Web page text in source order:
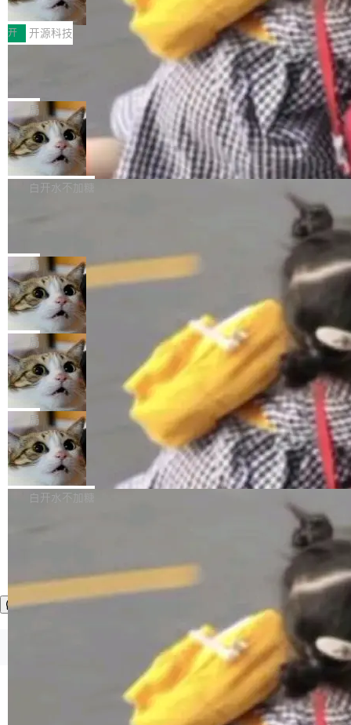
和销毁都太重了。一个 Agent 要执行的任务可能
只需要几毫秒的 CPU 时间，但容器从冷启动到
就绪要花数秒。如果未来有十...
函，也没选择庭外沉默。它在官网贴了一篇博
文，标题只有六个字：Apple is getting this wro
ng。 然后，它把邮件往来和 iMessage 聊天记
录全贴了出来。 他发错人了 苹果外部律师 Gabr
iel Gross 来自 Weil 律所，2 月 23 日下午 5:53
给 OpenAI 总法律顾问 Che Chang 发了封邮
件，附了一封长信，要求 OpenAI 配合调查前苹
果员工带走机密信...
ddy鸿蒙PC版，说话就能干活的AI办公
搭子
全能AI工作台WorkBuddy鸿蒙PC版上架HUAWE
I MatePad Edge应用市场，直接下载即可使
用，与鸿蒙电脑上的体验一致。值得一提的是，
这是目前市面上唯一支持平板接入WorkBuddy P
C版的产品，搭载“人机双写”重磅功能——你写
你的，AI写AI的，同屏协作互不干扰。一句话让
AI帮你干活，现在开启全新体验！ 温馨提示：
体验WorkBuddy鸿蒙PC版前，请将 HUAWEI M
atePad Edge 升级至 HarmonyOS 6.1.0.135S
P9 patch03及以上版本。 *升级路径：设置 > 搜
开 开源科技
FFmpeg 9.0 发布：代号“Lei”，以此纪
全球知名开源多媒体框架 FFmpeg 今天正式发
布了 9.0 版本。这个版本除了带来新一代音视频
处理能力和硬件加速支持之外，还有一个特殊之
处：FFmpeg 9.0 的代号是“Lei”。 这个名字，
来自中国开发者雷霄骅（Lei Xiaohua）。 对于
很多中国音视频开发者而言，这个名字并不陌
“启蒙老师”。 而今年，恰好是雷霄骅离世十周
年。FFmpeg 社区最终选择用一个大版本的名
字，留下了这份纪念。 雷霄骅曾是中国传媒大学
数字电视技术方向的博士生，长期从事视频、音
频技...
局
亚马逊成本失控：AI 写代码烧掉 1215
万元，超预算 860%
外媒近日曝光了亚马逊的多份内部报告显示，AI
导致公司在多个项目上超支。《金融时报》报道
编写程序，目标是完成电商平台作者信息与商品
列表的数据匹配 —— 一项常规的数据处理任
务，最终却产生了 180 万美元的账单，实际支出
超出原定预算 860%。 更令人意外的是，该项目
最终并未成功落地，而高额算力消耗持续运行长
达 5 个月，公司直到财务对账时才察觉异常。这
意味着一个无人看管的 AI 程序，在近半年时间
里日夜不停地"烧钱"。 复盘显示，...
白开水不加糖
e CEO Clément Delangue 在 CNBC 的采访里
没有拐弯抹角。他说中国正在赢得 AI 竞赛，而
且按目前的速度，中国 AI 工具预计在今年底或
2027 年就能追上美国前沿实验室的水平。 Dela
ngue 把原因归结为一件事：开放协作。中国的
AI 开发者在一个共享和协作的生态里加速迭代，
而美国模型厂商在"闭门造车"。他的原话是 "buil
ding in silos"——各自为战，互不通气。 这个判
断从他嘴里说出来分量不同。Hugging Face 是
全球最大的开源 AI 平台，上面跑着上百万个模
型。谁在开源赛道上领先，...
局
当 AI agent 把源码变成了最好的扩展系
统，开发者工具必须开源
五年前，David Crawshaw 问过很多软件工程师
一个问题：你写过什么给自己用的程序？答案几
乎都是没有。工程师们整天用别人写的程序写程
序给别人用。偶尔有人自己写个博客系统、智能
家居控制、家庭实验室，都算稀奇事。 Crawsh
aw 是 Shelley 的作者，一个开源 AI coding age
nt。他最近在博客上写了一篇文章，核心论点很
简单：开发者工具必须开源。 理由不是传统的自
由软件情怀，而是一个跟 AI agent 直接相关的
技术判断。 两行 prompt 就能个性化任何软件 C
局
DeepSeek Harness 宣布内测邀请，全
网最大规模开源 Agent 路演现场诞生
一条内测招募帖，发出去的时候大概没人想到它
会变成一场开源 Agent 生态的路演。 8月1日，
DeepSeek Harness 团队负责人崔添翼（tiany
i）在 X 上发帖： 「如果你是 Agent Harness 相
关开源项目的开发者，希望参加 DeepSeek Har
ness 的内测，可以回复或私信联系我。请附上
Harness 负责把能力落到真实环境中——调用工
具、读写文件、管理上下文、处理错误、完成闭
环。崔添翼招人的标...
局
商汤 SenseNova U1.5-Lite-Preview
开源
商汤科技宣布面向社区开源轻量级统一多模态模
型的预览版本 SenseNova U1.5-Lite-Preview。
理解、推理、生成与编辑，还仅以 8B-MoT 的轻
量大小，将能力推进到4K、更精细的真实质感、
更复杂的视觉控制和可持续迭代编辑。 相比 U
1，U1.5-Lite-Preview 在以下方向上带来了显著
提升： 原生支持4K图像生成； 更精细的局部纹
理、细节与真实世界质感； 更准确的中英文文字
生成与复杂版式组织； 更稳定的图...
白开水不加糖
©OSCHINA(OSChina.NET) 京ICP备2025119063号